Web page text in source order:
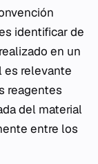
identificar de
en un
es relevante
reagentes
del material
entre los